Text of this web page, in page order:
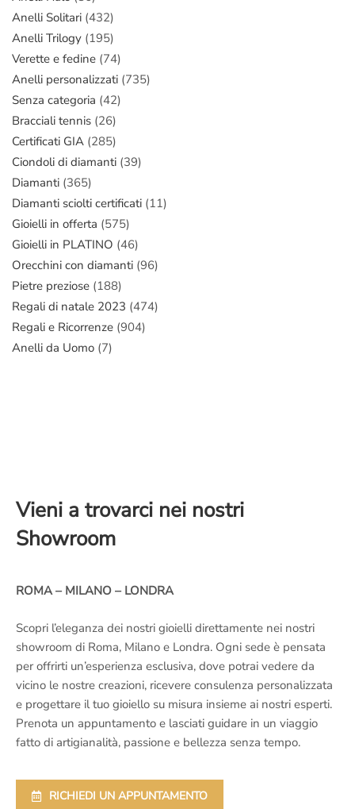
Anelli Solitari (432)
Anelli Trilogy (195)
Verette e fedine (74)
Anelli personalizzati (735)
Senza categoria (42)
Bracciali tennis (26)
Certificati GIA (285)
Ciondoli di diamanti (39)
Diamanti (365)
Diamanti sciolti certificati (11)
Gioielli in offerta (575)
Gioielli in PLATINO (46)
Orecchini con diamanti (96)
Pietre preziose (188)
Regali di natale 2023 (474)
Regali e Ricorrenze (904)
Anelli da Uomo (7)
Vieni a trovarci nei nostri
Showroom
ROMA – MILANO – LONDRA
Scopri l’eleganza dei nostri gioielli direttamente nei nostri
showroom di Roma, Milano e Londra. Ogni sede è pensata
per offrirti un’esperienza esclusiva, dove potrai vedere da
vicino le nostre creazioni, ricevere consulenza personalizzata
e progettare il tuo gioiello su misura insieme ai nostri esperti.
Prenota un appuntamento e lasciati guidare in un viaggio
fatto di artigianalità, passione e bellezza senza tempo.
RICHIEDI UN APPUNTAMENTO